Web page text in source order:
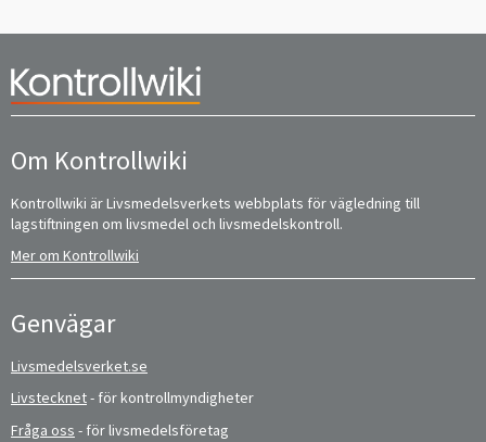
Om Kontrollwiki
Kontrollwiki är Livsmedelsverkets webbplats för vägledning till
lagstiftningen om livsmedel och livsmedelskontroll.
Mer om Kontrollwiki
Genvägar
Livsmedelsverket.se
Livstecknet- för kontrollmyndigheter
Fråga oss - för livsmedelsföretag